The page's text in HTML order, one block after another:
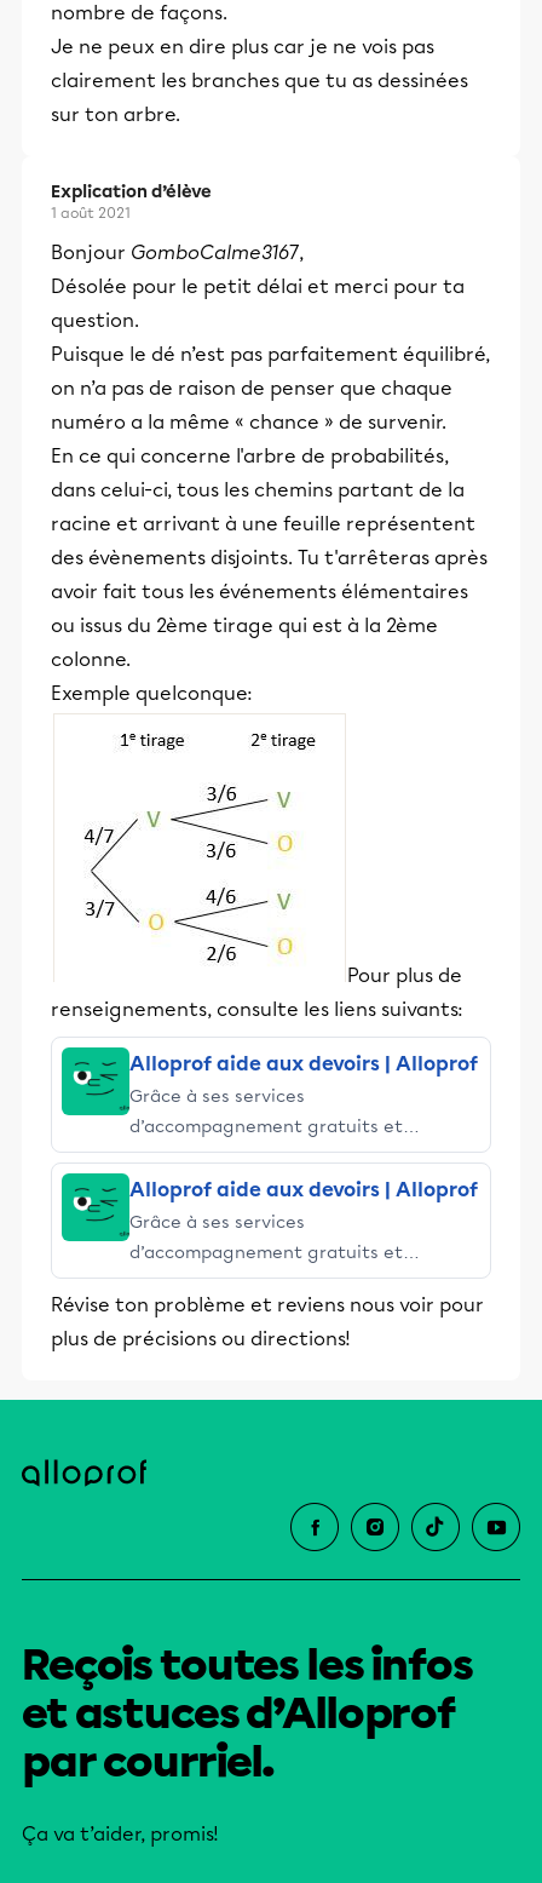
nombre de façons.
Je ne peux en dire plus car je ne vois pas
clairement les branches que tu as dessinées
sur ton arbre.
Explication d’élève
1 août 2021
Bonjour GomboCalme3167,
Désolée pour le petit délai et merci pour ta
question.
Puisque le dé n’est pas parfaitement équilibré,
on n’a pas de raison de penser que chaque
numéro a la même « chance » de survenir.
En ce qui concerne l'arbre de probabilités,
dans celui-ci, tous les chemins partant de la
racine et arrivant à une feuille représentent
des évènements disjoints. Tu t'arrêteras après
avoir fait tous les événements élémentaires
ou issus du 2ème tirage qui est à la 2ème
colonne.
Exemple quelconque:
Pour plus de
renseignements, consulte les liens suivants:
Alloprof aide aux devoirs | Alloprof
Grâce à ses services
d’accompagnement gratuits et
stimulants, Alloprof engage les élèves
et leurs parents dans la réussite
éducative.
Alloprof aide aux devoirs | Alloprof
Grâce à ses services
d’accompagnement gratuits et
stimulants, Alloprof engage les élèves
et leurs parents dans la réussite
éducative.
Révise ton problème et reviens nous voir pour
plus de précisions ou directions!
Reçois toutes les infos
et astuces d’Alloprof
par courriel.
Ça va t’aider, promis!